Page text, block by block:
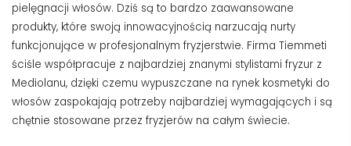
pielęgnacji włosów. Dziś są to bardzo zaawansowane
produkty, które swoją innowacyjnością narzucają nurty
funkcjonujące w profesjonalnym fryzjerstwie. Firma Tiemmeti
ściśle współpracuje z najbardziej znanymi stylistami fryzur z
Mediolanu, dzięki czemu wypuszczane na rynek kosmetyki do
włosów zaspokajają potrzeby najbardziej wymagających i są
chętnie stosowane przez fryzjerów na całym świecie.